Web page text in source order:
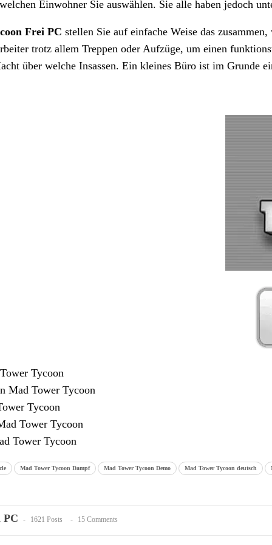
Einwohner Sie auswählen. Sie alle haben jedoch
Frei PC stellen Sie auf einfache Weise das
trotz allem Treppen oder Aufzüge, um einen
über welche Insassen. Ein kleines Büro ist im Grunde
Tycoon
Mad Tower Tycoon
Tycoon
Tower Tycoon
Tower Tycoon
Mad Tower Tycoon Dampf Mad Tower Tycoon Demo Mad Tower Tycoon deutsch
PC 1621 Posts 15 Comments